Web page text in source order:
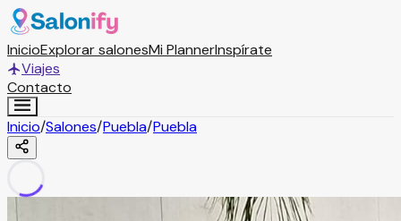
InicioExplorar salonesMi PlannerInspírate
Viajes
Contacto
Inicio/Salones/Puebla/Puebla